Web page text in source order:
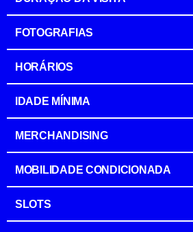
FOTOGRAFIAS
HORÁRIOS
IDADE MÍNIMA
MERCHANDISING
MOBILIDADE CONDICIONADA
SLOTS